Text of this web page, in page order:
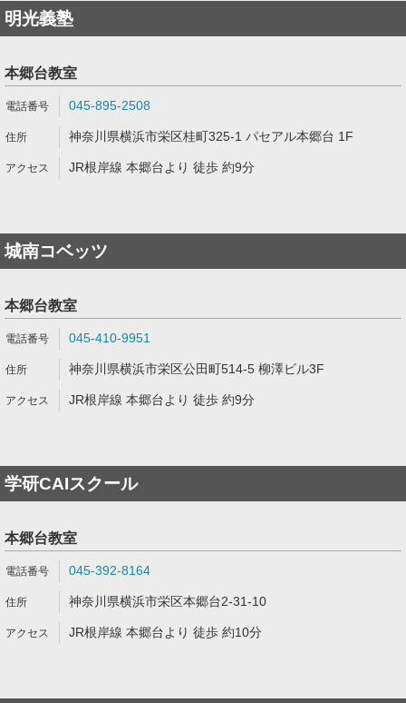
明光義塾
本郷台教室
045-895-2508
神奈川県横浜市栄区桂町325-1 パセアル本郷台 1F
JR根岸線 本郷台より 徒歩 約9分
城南コベッツ
本郷台教室
045-410-9951
神奈川県横浜市栄区公田町514-5 柳澤ビル3F
JR根岸線 本郷台より 徒歩 約9分
学研CAIスクール
本郷台教室
045-392-8164
神奈川県横浜市栄区本郷台2-31-10
JR根岸線 本郷台より 徒歩 約10分